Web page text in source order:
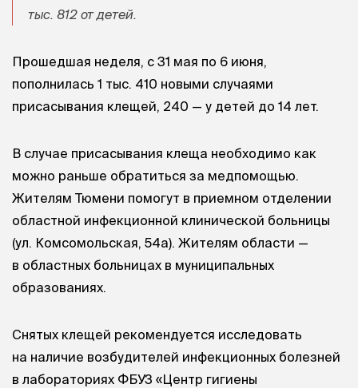
тыс. 812 от детей.
Прошедшая неделя, с 31 мая по 6 июня,
пополнилась 1 тыс. 410 новыми случаями
присасывания клещей, 240 — у детей до 14 лет.
В случае присасывания клеща необходимо как
можно раньше обратиться за медпомощью.
Жителям Тюмени помогут в приемном отделении
областной инфекционной клинической больницы
(ул. Комсомольская, 54а). Жителям области —
в областных больницах в муниципальных
образованиях.
Снятых клещей рекомендуется исследовать
на наличие возбудителей инфекционных болезней
в лабораториях ФБУЗ «Центр гигиены